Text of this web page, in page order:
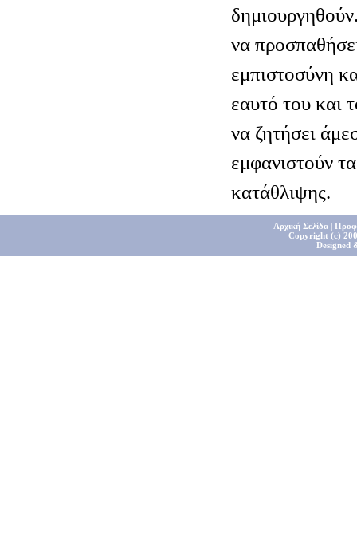
να
εμπιστοσύνη
εαυτό του και
να ζητήσει
εμφανιστούν
κατάθλιψης.
Αρχική Σελίδα|
Copyright (c)
Designed